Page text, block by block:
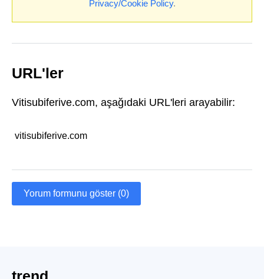
Privacy/Cookie Policy.
URL'ler
Vitisubiferive.com, aşağıdaki URL'leri arayabilir:
vitisubiferive.com
Yorum formunu göster (0)